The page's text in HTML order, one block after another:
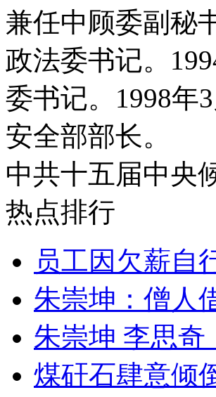
兼任中顾委副秘
政法委书记。
委书记。1998年
安全部部长。
中共十五届中央
热点排行
员工因欠薪自
朱崇坤：僧人
朱崇坤 李思
煤矸石肆意倾